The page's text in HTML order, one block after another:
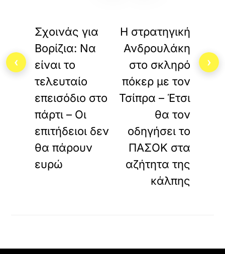
Σχοινάς για
Βορίζια: Να
είναι το
τελευταίο
επεισόδιο στο
πάρτι – Οι
επιτήδειοι δεν
θα πάρουν
ευρώ
Η στρατηγική
Ανδρουλάκη
στο σκληρό
πόκερ με τον
Τσίπρα – Έτσι
θα τον
οδηγήσει το
ΠΑΣΟΚ στα
αζήτητα της
κάλπης
‹ ›